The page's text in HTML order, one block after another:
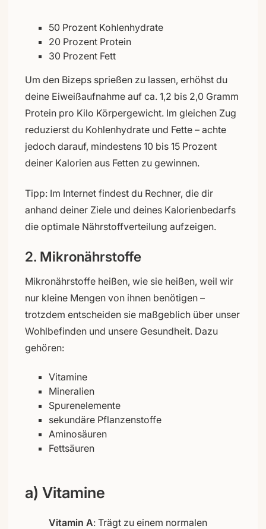
50 Prozent Kohlenhydrate
20 Prozent Protein
30 Prozent Fett
Um den Bizeps sprießen zu lassen, erhöhst du
deine Eiweißaufnahme auf ca. 1,2 bis 2,0 Gramm
Protein pro Kilo Körpergewicht. Im gleichen Zug
reduzierst du Kohlenhydrate und Fette – achte
jedoch darauf, mindestens 10 bis 15 Prozent
deiner Kalorien aus Fetten zu gewinnen.
Tipp: Im Internet findest du Rechner, die dir
anhand deiner Ziele und deines Kalorienbedarfs
die optimale Nährstoffverteilung aufzeigen.
2. Mikronährstoffe
Mikronährstoffe heißen, wie sie heißen, weil wir
nur kleine Mengen von ihnen benötigen –
trotzdem entscheiden sie maßgeblich über unser
Wohlbefinden und unsere Gesundheit. Dazu
gehören:
Vitamine
Mineralien
Spurenelemente
sekundäre Pflanzenstoffe
Aminosäuren
Fettsäuren
a) Vitamine
Vitamin A: Trägt zu einem normalen